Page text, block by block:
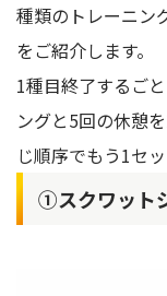
種類のトレーニン
をご紹介します。
1種目終了するご
ングと5回の休憩
じ順序でもう1セ
①スクワット